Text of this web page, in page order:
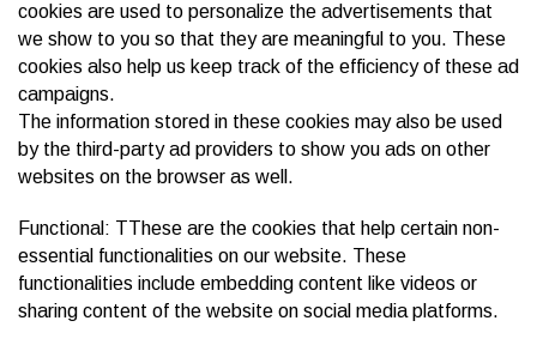
cookies are used to personalize the advertisements that
we show to you so that they are meaningful to you. These
cookies also help us keep track of the efficiency of these ad
campaigns.
The information stored in these cookies may also be used
by the third-party ad providers to show you ads on other
websites on the browser as well.
Functional: TThese are the cookies that help certain non-
essential functionalities on our website. These
functionalities include embedding content like videos or
sharing content of the website on social media platforms.